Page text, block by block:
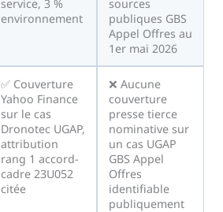
service, 3 %
environnement
sources
publiques GBS
Appel Offres au
1er mai 2026
✅ Couverture
Yahoo Finance
sur le cas
Dronotec UGAP,
attribution
rang 1 accord-
cadre 23U052
citée
❌ Aucune
couverture
presse tierce
nominative sur
un cas UGAP
GBS Appel
Offres
identifiable
publiquement